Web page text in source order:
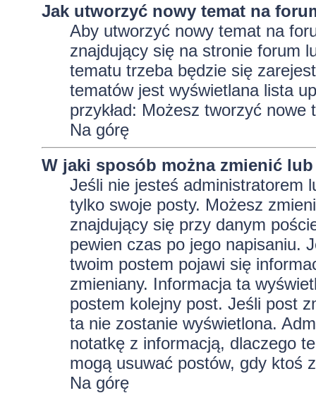
Jak utworzyć nowy temat na
Aby utworzyć nowy temat na
znajdujący się na stronie forum
tematu trzeba będzie się
tematów jest wyświetlana lista
przykład: Możesz tworzyć nowe
Na górę
W jaki sposób można zmienić
Jeśli nie jesteś administratorem
tylko swoje posty. Możesz
znajdujący się przy danym
pewien czas po jego napisaniu.
twoim postem pojawi się
zmieniany. Informacja ta
postem kolejny post. Jeśli post
ta nie zostanie wyświetlona.
notatkę z informacją, dlaczego
mogą usuwać postów, gdy ktoś
Na górę